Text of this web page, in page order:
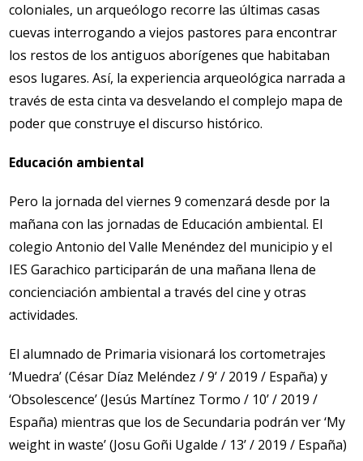
coloniales, un arqueólogo recorre las últimas casas
cuevas interrogando a viejos pastores para encontrar
los restos de los antiguos aborígenes que habitaban
esos lugares. Así, la experiencia arqueológica narrada a
través de esta cinta va desvelando el complejo mapa de
poder que construye el discurso histórico.
Educación ambiental
Pero la jornada del viernes 9 comenzará desde por la
mañana con las jornadas de Educación ambiental. El
colegio Antonio del Valle Menéndez del municipio y el
IES Garachico participarán de una mañana llena de
concienciación ambiental a través del cine y otras
actividades.
El alumnado de Primaria visionará los cortometrajes
‘Muedra’ (César Díaz Meléndez / 9’ / 2019 / España) y
‘Obsolescence’ (Jesús Martínez Tormo / 10’ / 2019 /
España) mientras que los de Secundaria podrán ver ‘My
weight in waste’ (Josu Goñi Ugalde / 13’ / 2019 / España)